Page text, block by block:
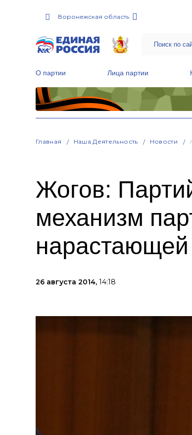
Воронежская область
О партии Лица партии
Главная Наша Деятельность Новости
Жогов:
механизм
нарастающей
26 августа 2014, 14:18